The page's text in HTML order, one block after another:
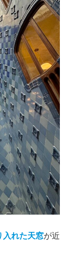
入れた天窓が近